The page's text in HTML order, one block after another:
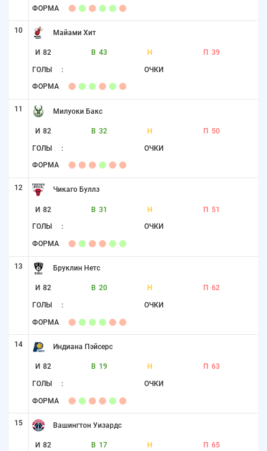
ФОРМА
10 Майами Хит
И 82 В 43 Н П 39
ГОЛЫ : ОЧКИ
ФОРМА
11 Милуоки Бакс
И 82 В 32 Н П 50
ГОЛЫ : ОЧКИ
ФОРМА
12 Чикаго Буллз
И 82 В 31 Н П 51
ГОЛЫ : ОЧКИ
ФОРМА
13 Бруклин Нетс
И 82 В 20 Н П 62
ГОЛЫ : ОЧКИ
ФОРМА
14 Индиана Пэйсерс
И 82 В 19 Н П 63
ГОЛЫ : ОЧКИ
ФОРМА
15 Вашингтон Уизардс
И 82 В 17 Н П 65